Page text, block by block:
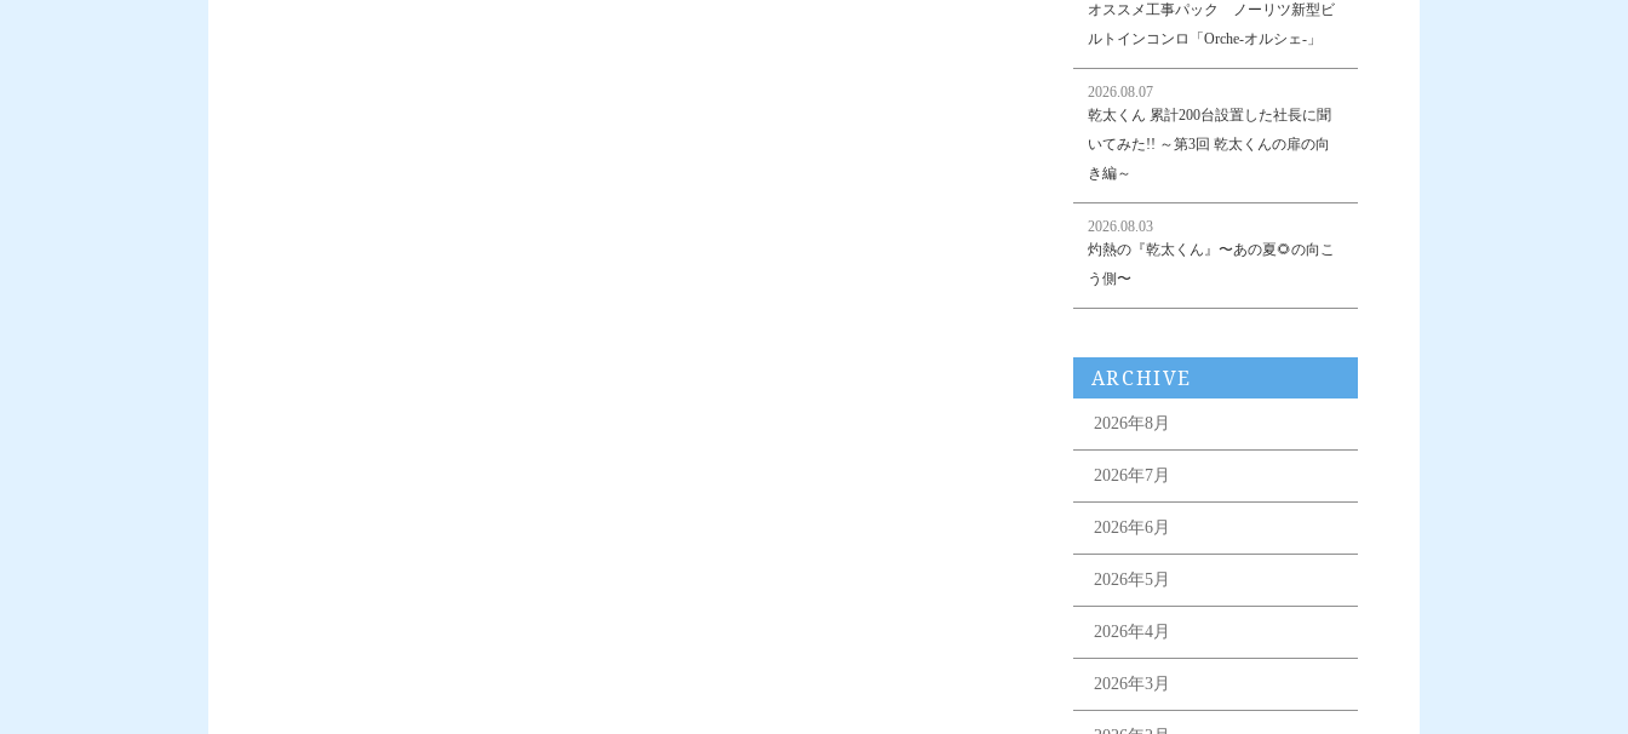
オススメ工事パック ノーリツ新型ビ
ルトインコンロ「Orche-オルシェ-」
2026.08.07
乾太くん 累計200台設置した社長に聞
いてみた!! ～第3回 乾太くんの扉の向
き編～
2026.08.03
灼熱の『乾太くん』〜あの夏🌻の向こ
う側〜
ARCHIVE
2026年8月
2026年7月
2026年6月
2026年5月
2026年4月
2026年3月